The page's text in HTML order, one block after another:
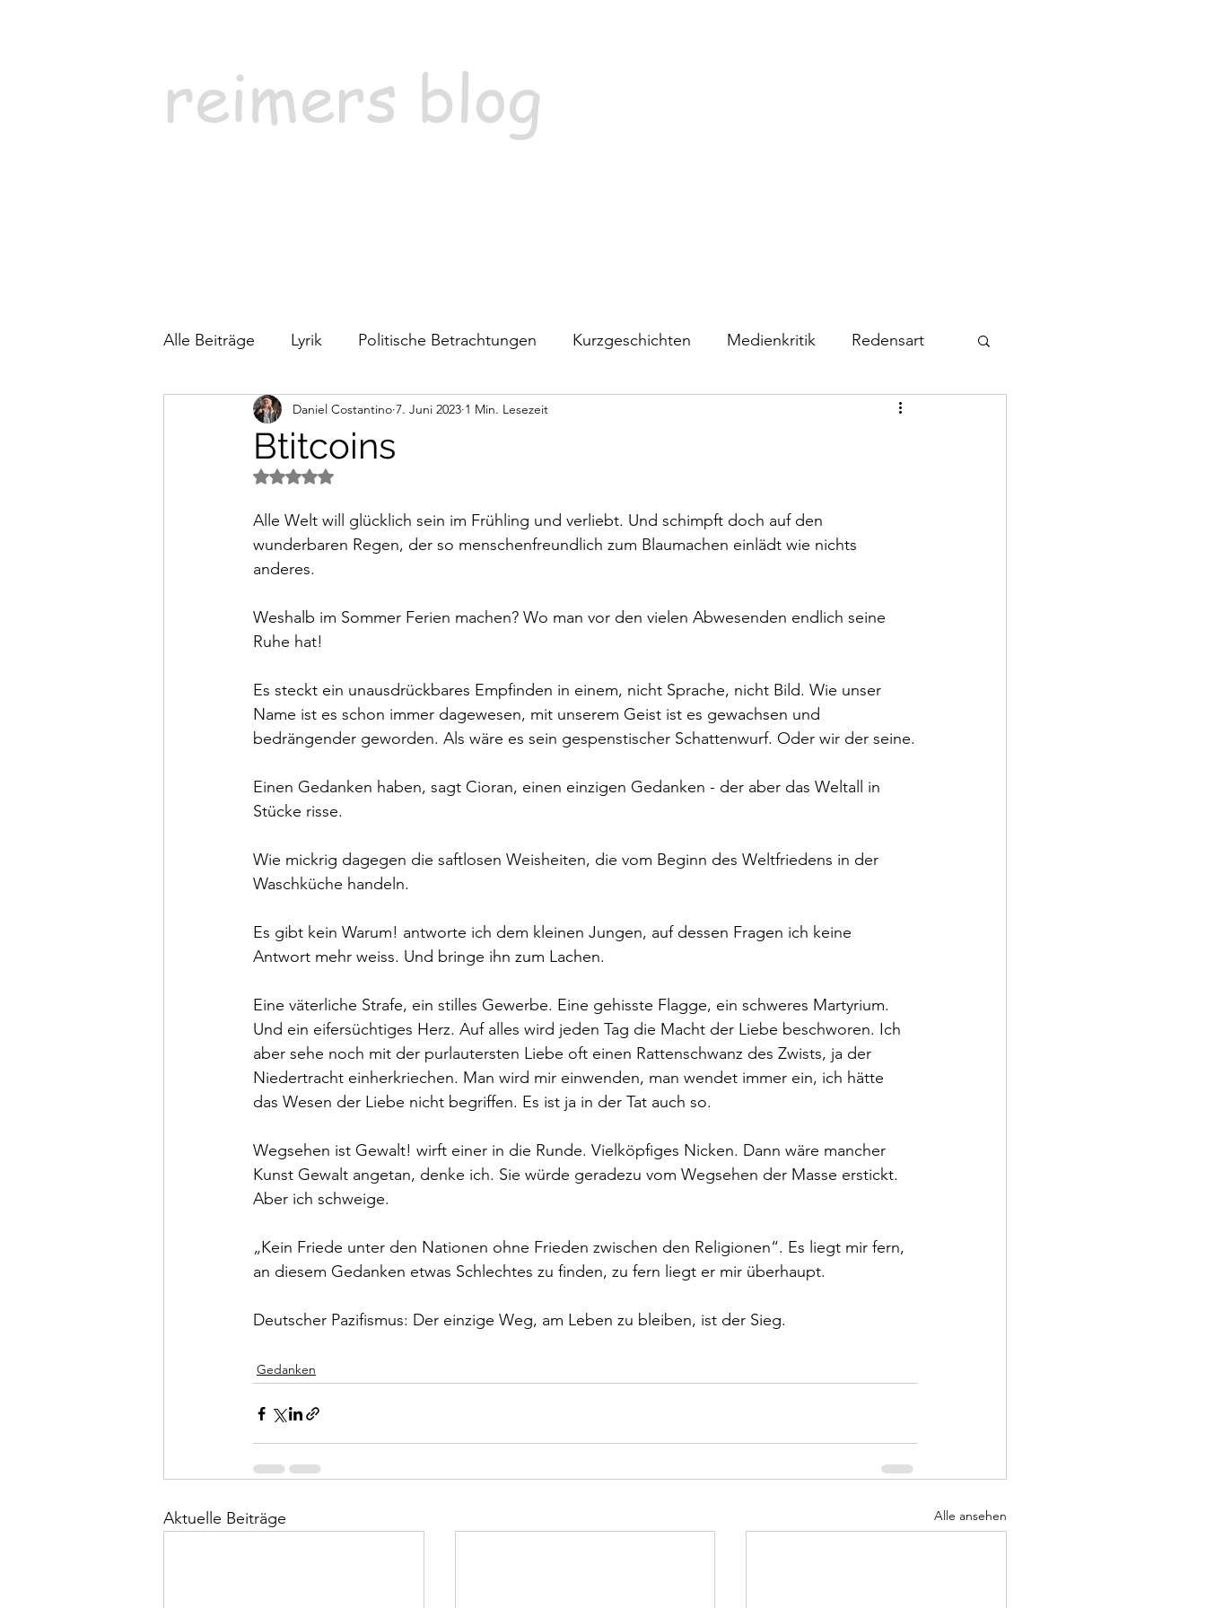
reimers blog
Alle Beiträge Lyrik Politische Betrachtungen Kurzgeschichten Medienkritik Redensart
Alltagsimpressionen Videos Gedanken
Btitcoins
Daniel Costantino 7. Juni 2023 1 Min. Lesezeit
Mit NaN von 5 Sternen bewertet.
Alle Welt will glücklich sein im Frühling und verliebt. Und schimpft doch auf den
wunderbaren Regen, der so menschenfreundlich zum Blaumachen einlädt wie nichts
anderes.
Weshalb im Sommer Ferien machen? Wo man vor den vielen Abwesenden endlich seine
Ruhe hat!
Es steckt ein unausdrückbares Empfinden in einem, nicht Sprache, nicht Bild. Wie unser
Name ist es schon immer dagewesen, mit unserem Geist ist es gewachsen und
bedrängender geworden. Als wäre es sein gespenstischer Schattenwurf. Oder wir der seine.
Einen Gedanken haben, sagt Cioran, einen einzigen Gedanken - der aber das Weltall in
Stücke risse.
Wie mickrig dagegen die saftlosen Weisheiten, die vom Beginn des Weltfriedens in der
Waschküche handeln.
Es gibt kein Warum! antworte ich dem kleinen Jungen, auf dessen Fragen ich keine
Antwort mehr weiss. Und bringe ihn zum Lachen.
Eine väterliche Strafe, ein stilles Gewerbe. Eine gehisste Flagge, ein schweres Martyrium.
Und ein eifersüchtiges Herz. Auf alles wird jeden Tag die Macht der Liebe beschworen. Ich
aber sehe noch mit der purlautersten Liebe oft einen Rattenschwanz des Zwists, ja der
Niedertracht einherkriechen. Man wird mir einwenden, man wendet immer ein, ich hätte
das Wesen der Liebe nicht begriffen. Es ist ja in der Tat auch so.
Wegsehen ist Gewalt! wirft einer in die Runde. Vielköpfiges Nicken. Dann wäre mancher
Kunst Gewalt angetan, denke ich. Sie würde geradezu vom Wegsehen der Masse erstickt.
Aber ich schweige.
„Kein Friede unter den Nationen ohne Frieden zwischen den Religionen“. Es liegt mir fern,
an diesem Gedanken etwas Schlechtes zu finden, zu fern liegt er mir überhaupt.
Deutscher Pazifismus: Der einzige Weg, am Leben zu bleiben, ist der Sieg.
Gedanken
Aktuelle Beiträge Alle ansehen